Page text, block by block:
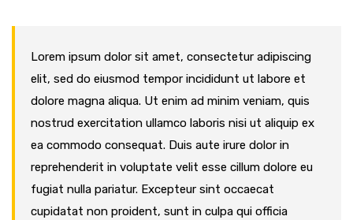
Lorem ipsum dolor sit amet, consectetur adipiscing
elit, sed do eiusmod tempor incididunt ut labore et
dolore magna aliqua. Ut enim ad minim veniam, quis
nostrud exercitation ullamco laboris nisi ut aliquip ex
ea commodo consequat. Duis aute irure dolor in
reprehenderit in voluptate velit esse cillum dolore eu
fugiat nulla pariatur. Excepteur sint occaecat
cupidatat non proident, sunt in culpa qui officia